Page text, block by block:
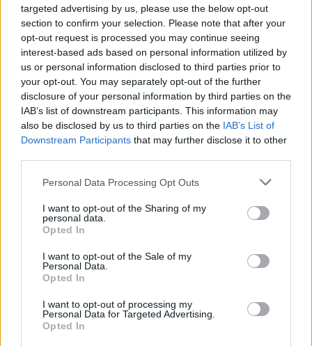
targeted advertising by us, please use the below opt-out
section to confirm your selection. Please note that after your
opt-out request is processed you may continue seeing
interest-based ads based on personal information utilized by
us or personal information disclosed to third parties prior to
your opt-out. You may separately opt-out of the further
disclosure of your personal information by third parties on the
IAB’s list of downstream participants. This information may
also be disclosed by us to third parties on the IAB’s List of
Downstream Participants that may further disclose it to other
Personal Data Processing Opt Outs
I want to opt-out of the Sharing of my
personal data.
Opted In
I want to opt-out of the Sale of my
Personal Data.
Opted In
I want to opt-out of processing my
Personal Data for Targeted Advertising.
Opted In